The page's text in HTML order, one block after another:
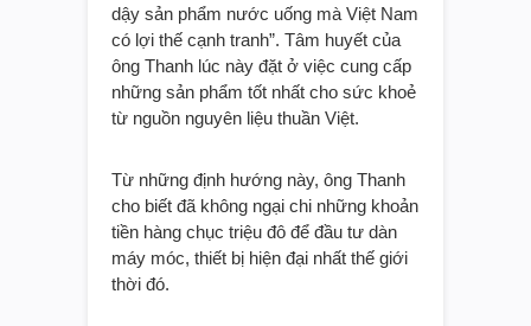
dậy sản phẩm nước uống mà Việt Nam
có lợi thế cạnh tranh”. Tâm huyết của
ông Thanh lúc này đặt ở việc cung cấp
những sản phẩm tốt nhất cho sức khoẻ
từ nguồn nguyên liệu thuần Việt.
Từ những định hướng này, ông Thanh
cho biết đã không ngại chi những khoản
tiền hàng chục triệu đô để đầu tư dàn
máy móc, thiết bị hiện đại nhất thế giới
thời đó.